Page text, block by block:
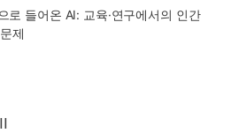
로 들어온 AI: 교육·연구에서의 인간
제